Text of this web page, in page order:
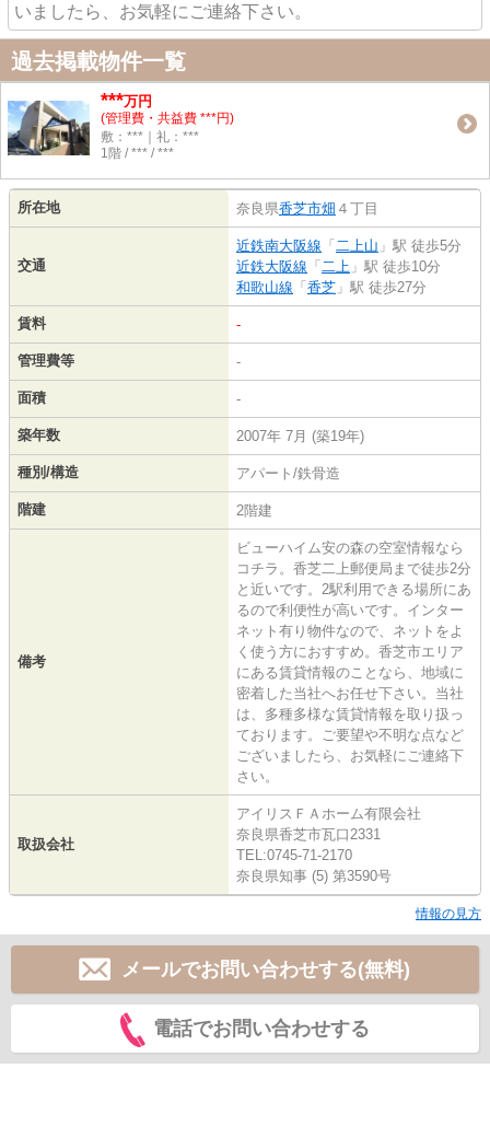
いましたら、お気軽にご連絡下さい。
過去掲載物件一覧
***万円
(管理費・共益費 ***円)
敷：***｜礼：***
1階 / *** / ***
所在地 奈良県香芝市畑 ４丁目
交通
近鉄南大阪線 「 二上山 」駅 徒歩5分
近鉄大阪線 「 二上 」駅 徒歩10分
和歌山線 「 香芝 」駅 徒歩27分
賃料 -
管理費等 -
面積 -
築年数 2007年 7月 (築19年)
種別/構造 アパート/鉄骨造
階建 2階建
備考
ビューハイム安の森の空室情報なら
コチラ。香芝二上郵便局まで徒歩2分
と近いです。2駅利用できる場所にあ
るので利便性が高いです。インター
ネット有り物件なので、ネットをよ
く使う方におすすめ。香芝市エリア
にある賃貸情報のことなら、地域に
密着した当社へお任せ下さい。当社
は、多種多様な賃貸情報を取り扱っ
ております。ご要望や不明な点など
ございましたら、お気軽にご連絡下
さい。
取扱会社
アイリスＦＡホーム有限会社
奈良県香芝市瓦口2331
TEL:0745-71-2170
奈良県知事 (5) 第3590号
情報の見方
メールでお問い合わせする(無料)
電話でお問い合わせする